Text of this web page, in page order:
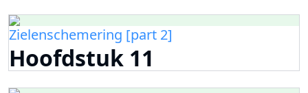
Zielenschemering [part 2]
Hoofdstuk 11